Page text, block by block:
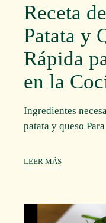
Receta
Patata y
Rápida
en la
Ingredientes
patata y queso
LEER MÁS